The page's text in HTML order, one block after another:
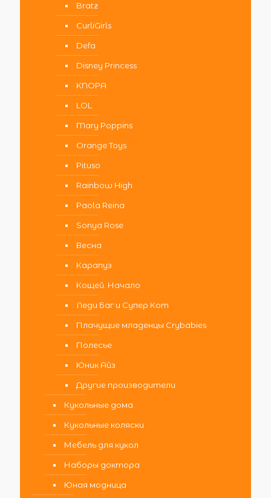
Bratz
CurliGirls
Defa
Disney Princess
KNOPA
LOL
Mary Poppins
Orange Toys
Pituso
Rainbow High
Paola Reina
Sonya Rose
Весна
Карапуз
Кощей. Начало
Леди Баг и Супер Кот
Плачущие младенцы Crybabies
Полесье
Юник Айз
Другие производители
Кукольные дома
Кукольные коляски
Мебель для кукол
Наборы доктора
Юная модница